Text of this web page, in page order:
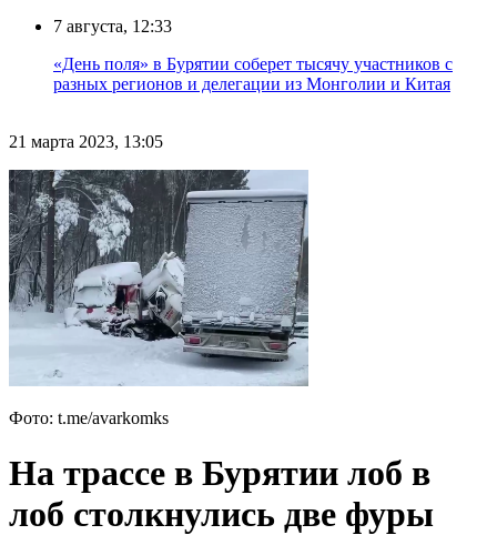
7 августа, 12:33
«День поля» в Бурятии соберет тысячу участников с
разных регионов и делегации из Монголии и Китая
21 марта 2023, 13:05
Фото: t.me/avarkomks
На трассе в Бурятии лоб в
лоб столкнулись две фуры